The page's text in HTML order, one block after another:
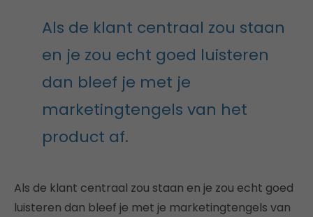
Als de klant centraal zou staan
en je zou echt goed luisteren
dan bleef je met je
marketingtengels van het
product af.
Als de klant centraal zou staan en je zou echt goed
luisteren dan bleef je met je marketingtengels van